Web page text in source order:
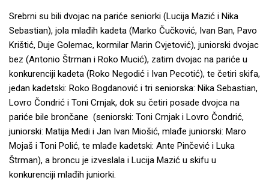
Srebrni su bili dvojac na pariće seniorki (Lucija Mazić i Nika
Sebastian), jola mlađih kadeta (Marko Čučković, Ivan Ban, Pavo
Krištić, Duje Golemac, kormilar Marin Cvjetović), juniorski dvojac
bez (Antonio Štrman i Roko Mucić), zatim dvojac na pariće u
konkurenciji kadeta (Roko Negodić i Ivan Pecotić), te četiri skifa,
jedan kadetski: Roko Bogdanović i tri seniorska: Nika Sebastian,
Lovro Čondrić i Toni Crnjak, dok su četiri posade dvojca na
pariće bile brončane (seniorski: Toni Crnjak i Lovro Čondrić,
juniorski: Matija Medi i Jan Ivan Miošić, mlađe juniorski: Maro
Mojaš i Toni Polić, te mlađe kadetski: Ante Pinčević i Luka
Štrman), a broncu je izveslala i Lucija Mazić u skifu u
konkurenciji mlađih juniorki.